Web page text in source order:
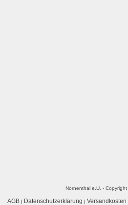
Nornenthal e.U. -
AGB| Datenschutzerklärung | Versandkosten